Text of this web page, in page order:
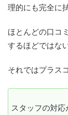
理的にも完全に
ほとんどの口コ
するほどではな
それではプラス
スタッフの対